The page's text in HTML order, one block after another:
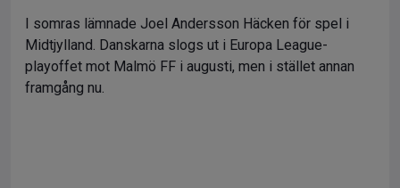
I somras lämnade Joel Andersson Häcken för spel i
Midtjylland. Danskarna slogs ut i Europa League-
playoffet mot Malmö FF i augusti, men i stället annan
framgång nu.